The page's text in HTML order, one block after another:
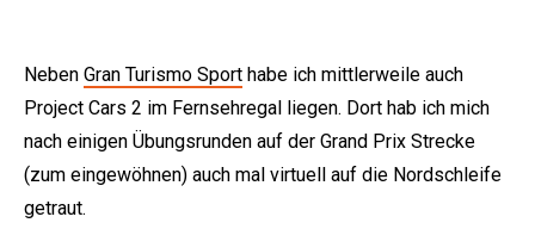
Neben Gran Turismo Sport habe ich mittlerweile auch
Project Cars 2 im Fernsehregal liegen. Dort hab ich mich
nach einigen Übungsrunden auf der Grand Prix Strecke
(zum eingewöhnen) auch mal virtuell auf die Nordschleife
getraut.